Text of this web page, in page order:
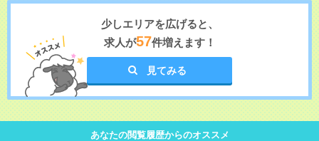
少しエリアを広げると、
求人が57件増えます！
見てみる
あなたの閲覧履歴からのオススメ